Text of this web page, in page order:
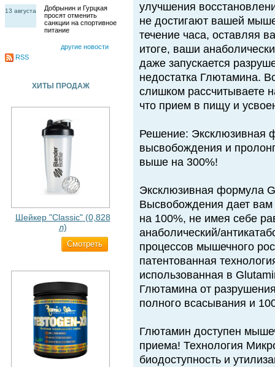
13 августа
Добрынин и Гурцкая
просят отменить
санкции на спортивное
питание
другие новости
RSS
ХИТЫ ПРОДАЖ
Шейкер "Classic" (0,828
л)
Cмотреть
улучшения
не достигают вашей
течение часа, оставляя
итоге, ваши
даже запускается
недостатка Глютамина.
слишком рассчитываете
что прием в пищу и
Решение: Эксклюзивная
высвобождения и
выше на 300%!
Эксклюзивная формула
Высвобождения дает вам
на 100%, не имея себе
анаболический/
процессов мышечного
патентованная
использованная в
Глютамина от
полного всасывания и
Глютамин доступен
приема! Технология
биодоступность и